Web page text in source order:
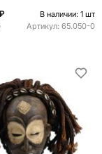
В наличии: 1 шт
Артикул: 65.050-0